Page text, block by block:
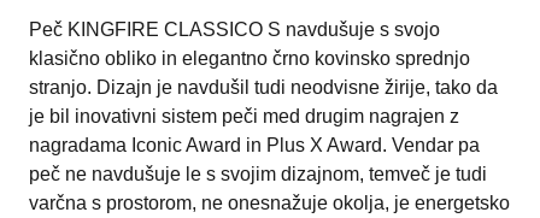
Peč KINGFIRE CLASSICO S navdušuje s svojo
klasično obliko in elegantno črno kovinsko sprednjo
stranjo. Dizajn je navdušil tudi neodvisne žirije, tako da
je bil inovativni sistem peči med drugim nagrajen z
nagradama Iconic Award in Plus X Award. Vendar pa
peč ne navdušuje le s svojim dizajnom, temveč je tudi
varčna s prostorom, ne onesnažuje okolja, je energetsko